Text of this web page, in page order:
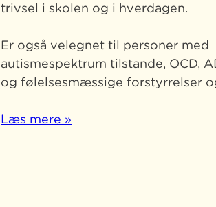
trivsel i skolen og i hverdagen.
Er også velegnet til personer med
autismespektrum tilstande, OCD,
og følelsesmæssige forstyrrelser
Læs mere »